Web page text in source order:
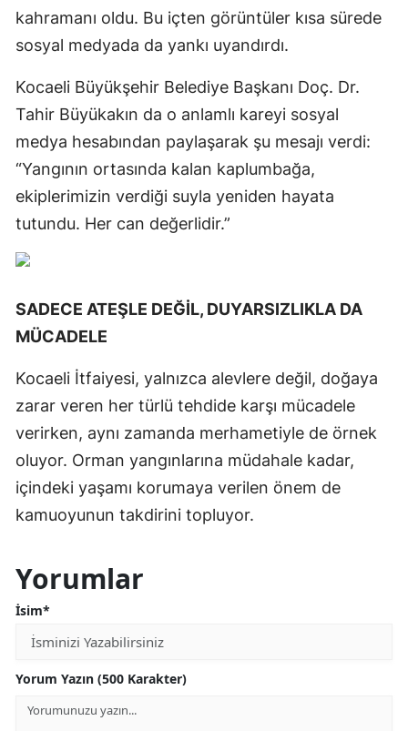
kahramanı oldu. Bu içten görüntüler kısa sürede
sosyal medyada da yankı uyandırdı.
Kocaeli Büyükşehir Belediye Başkanı Doç. Dr.
Tahir Büyükakın da o anlamlı kareyi sosyal
medya hesabından paylaşarak şu mesajı verdi:
“Yangının ortasında kalan kaplumbağa,
ekiplerimizin verdiği suyla yeniden hayata
tutundu. Her can değerlidir.”
SADECE ATEŞLE DEĞİL, DUYARSIZLIKLA DA
MÜCADELE
Kocaeli İtfaiyesi, yalnızca alevlere değil, doğaya
zarar veren her türlü tehdide karşı mücadele
verirken, aynı zamanda merhametiyle de örnek
oluyor. Orman yangınlarına müdahale kadar,
içindeki yaşamı korumaya verilen önem de
kamuoyunun takdirini topluyor.
Yorumlar
İsim*
Yorum Yazın (500 Karakter)